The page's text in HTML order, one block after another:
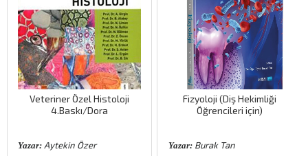
Veteriner Özel Histoloji
4.Baskı/Dora
Yazar: Aytekin Özer
Fizyoloji (Diş Hekimliği
Öğrencileri için)
Yazar:Burak Tan